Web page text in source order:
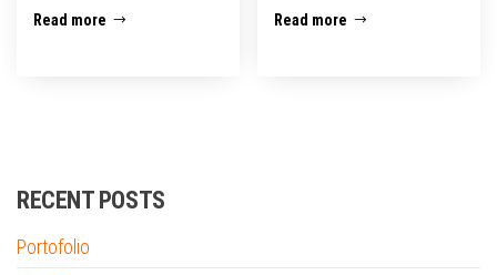
Read more Read more
RECENT POSTS
Portofolio